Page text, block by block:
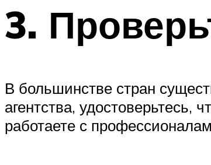
3.
В большинстве стран
агентства,
работаете с